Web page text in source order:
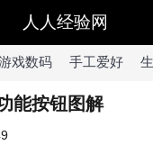
人人经验网
戏数码 手工爱好
能按钮图解